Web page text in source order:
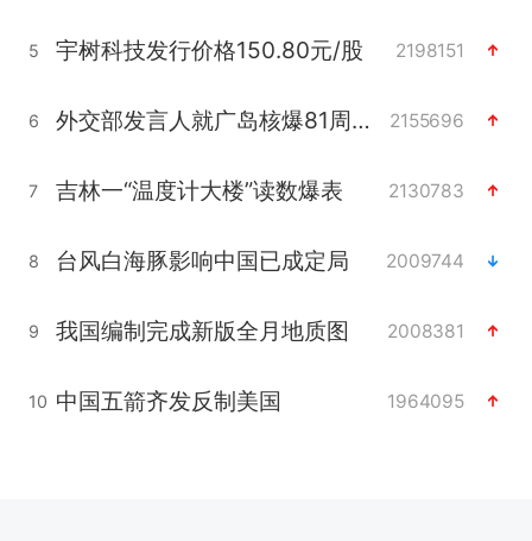
5 宇树科技发行价格150.80元/股 2198151
6 外交部发言人就广岛核爆81周年等答记者问 2155696
7 吉林一“温度计大楼”读数爆表 2130783
8 台风白海豚影响中国已成定局 2009744
9 我国编制完成新版全月地质图 2008381
10 中国五箭齐发反制美国 1964095